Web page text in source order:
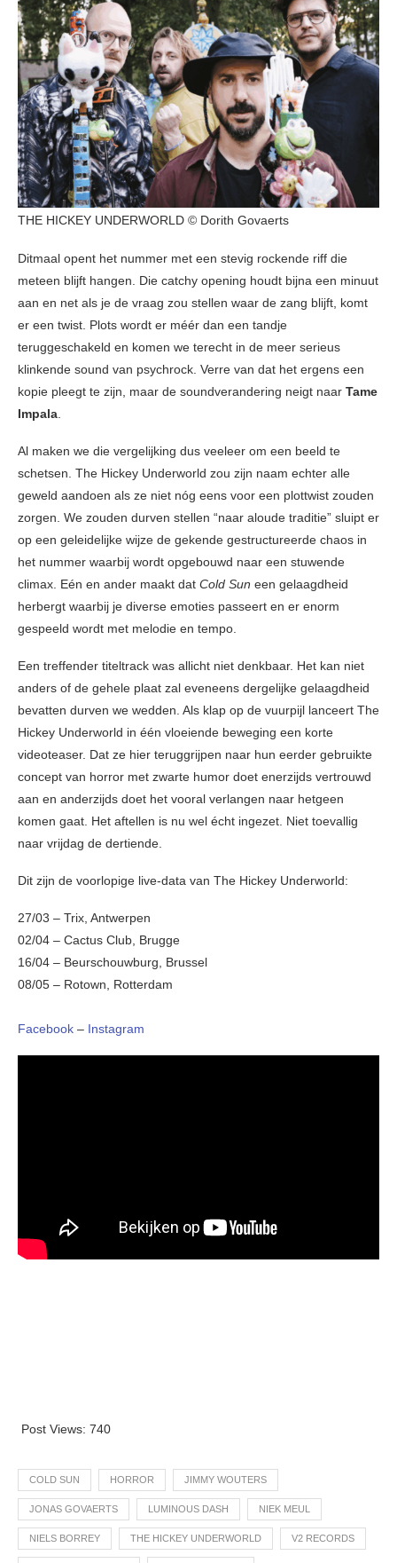
THE HICKEY UNDERWORLD © Dorith Govaerts
Ditmaal opent het nummer met een stevig rockende riff die
meteen blijft hangen. Die catchy opening houdt bijna een minuut
aan en net als je de vraag zou stellen waar de zang blijft, komt
er een twist. Plots wordt er méér dan een tandje
teruggeschakeld en komen we terecht in de meer serieus
klinkende sound van psychrock. Verre van dat het ergens een
kopie pleegt te zijn, maar de soundverandering neigt naar Tame
Impala
Al maken we die vergelijking dus veeleer om een beeld te
schetsen. The Hickey Underworld zou zijn naam echter alle
geweld aandoen als ze niet nóg eens voor een plottwist zouden
zorgen. We zouden durven stellen “naar aloude traditie” sluipt er
op een geleidelijke wijze de gekende gestructureerde chaos in
het nummer waarbij wordt opgebouwd naar een stuwende
climax. Eén en ander maakt dat Cold Sun een gelaagdheid
herbergt waarbij je diverse emoties passeert en er enorm
gespeeld wordt met melodie en tempo.
Een treffender titeltrack was allicht niet denkbaar. Het kan niet
anders of de gehele plaat zal eveneens dergelijke gelaagdheid
bevatten durven we wedden. Als klap op de vuurpijl lanceert The
Hickey Underworld in één vloeiende beweging een korte
videoteaser. Dat ze hier teruggrijpen naar hun eerder gebruikte
concept van horror met zwarte humor doet enerzijds vertrouwd
aan en anderzijds doet het vooral verlangen naar hetgeen
komen gaat. Het aftellen is nu wel écht ingezet. Niet toevallig
naar vrijdag de dertiende.
Dit zijn de voorlopige live-data van The Hickey Underworld:
27/03 – Trix, Antwerpen
02/04 – Cactus Club, Brugge
16/04 – Beurschouwburg, Brussel
08/05 – Rotown, Rotterdam
Facebook – Instagram
Post Views: 740
COLD SUN HORROR JIMMY WOUTERS
JONAS GOVAERTS LUMINOUS DASH NIEK MEUL
NIELS BORREY THE HICKEY UNDERWORLD V2 RECORDS